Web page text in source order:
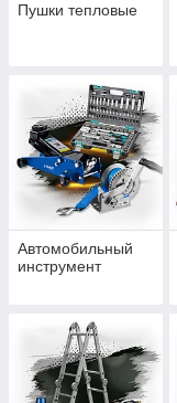
Пушки тепловые
Автомобильный
инструмент